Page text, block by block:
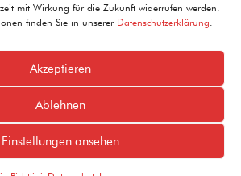
mit Wirkung für die Zukunft widerrufen werden.
finden Sie in unserer Datenschutzerklärung.
Akzeptieren
Ablehnen
Einstellungen ansehen
12= Senden